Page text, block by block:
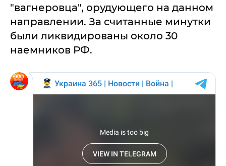
"вагнеровца", орудующего на данном
направлении. За считанные минутки
были ликвидированы около 30
наемников РФ.